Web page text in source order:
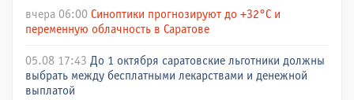
вчера 06:00 Синоптики прогнозируют до +32°C и
переменную облачность в Саратове
05.08 17:43 До 1 октября саратовские льготники должны
выбрать между бесплатными лекарствами и денежной
выплатой